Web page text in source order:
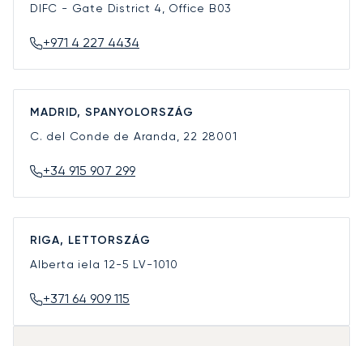
DIFC - Gate District 4, Office B03
+971 4 227 4434
MADRID, SPANYOLORSZÁG
C. del Conde de Aranda, 22 28001
+34 915 907 299
RIGA, LETTORSZÁG
Alberta iela 12-5 LV-1010
+371 64 909 115